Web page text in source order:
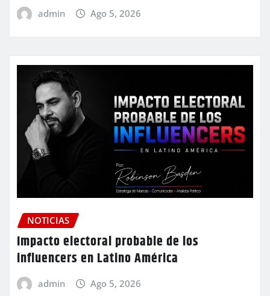
admin Ago 5, 2026
NOTICIAS
Impacto electoral probable de los
influencers en Latino América
admin Ago 5, 2026